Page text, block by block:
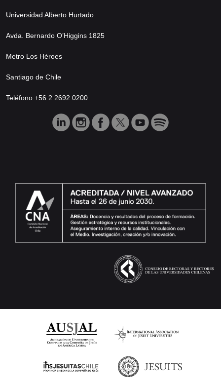
Universidad Alberto Hurtado
Avda. Bernardo O’Higgins 1825
Metro Los Héroes
Santiago de Chile
Teléfono +56 2 2692 0200